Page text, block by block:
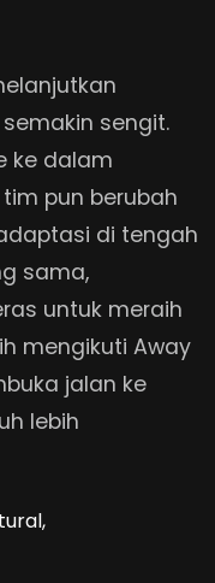
sengit.
ke dalam
pun berubah
di tengah
sama,
untuk meraih
mengikuti Away
jalan ke
lebih